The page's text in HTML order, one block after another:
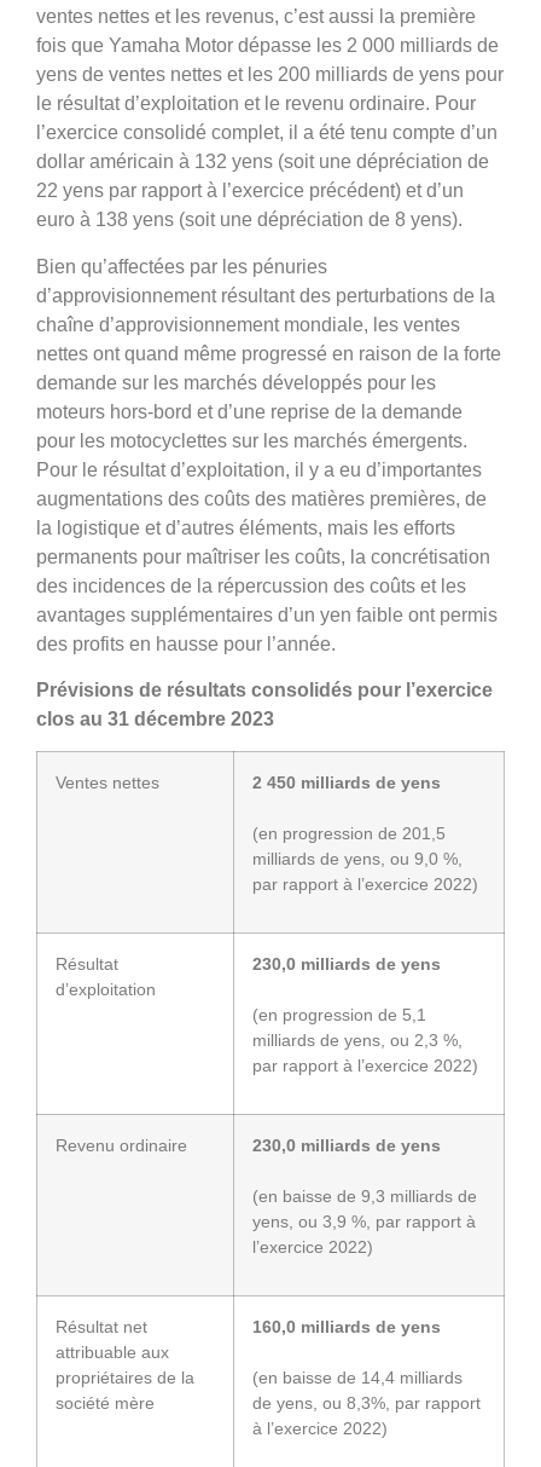
ventes nettes et les revenus, c’est aussi la première
fois que Yamaha Motor dépasse les 2 000 milliards de
yens de ventes nettes et les 200 milliards de yens pour
le résultat d’exploitation et le revenu ordinaire. Pour
l’exercice consolidé complet, il a été tenu compte d’un
dollar américain à 132 yens (soit une dépréciation de
22 yens par rapport à l’exercice précédent) et d’un
euro à 138 yens (soit une dépréciation de 8 yens).
Bien qu’affectées par les pénuries
d’approvisionnement résultant des perturbations de la
chaîne d’approvisionnement mondiale, les ventes
nettes ont quand même progressé en raison de la forte
demande sur les marchés développés pour les
moteurs hors-bord et d’une reprise de la demande
pour les motocyclettes sur les marchés émergents.
Pour le résultat d’exploitation, il y a eu d’importantes
augmentations des coûts des matières premières, de
la logistique et d’autres éléments, mais les efforts
permanents pour maîtriser les coûts, la concrétisation
des incidences de la répercussion des coûts et les
avantages supplémentaires d’un yen faible ont permis
des profits en hausse pour l’année.
Prévisions de résultats consolidés pour l’exercice
clos au 31 décembre 2023
Ventes nettes 2 450 milliards de yens
(en progression de 201,5
milliards de yens, ou 9,0 %,
par rapport à l’exercice 2022)
Résultat
d’exploitation
230,0 milliards de yens
(en progression de 5,1
milliards de yens, ou 2,3 %,
par rapport à l’exercice 2022)
Revenu ordinaire 230,0 milliards de yens
(en baisse de 9,3 milliards de
yens, ou 3,9 %, par rapport à
l’exercice 2022)
Résultat net
attribuable aux
propriétaires de la
société mère
160,0 milliards de yens
(en baisse de 14,4 milliards
de yens, ou 8,3%, par rapport
à l’exercice 2022)